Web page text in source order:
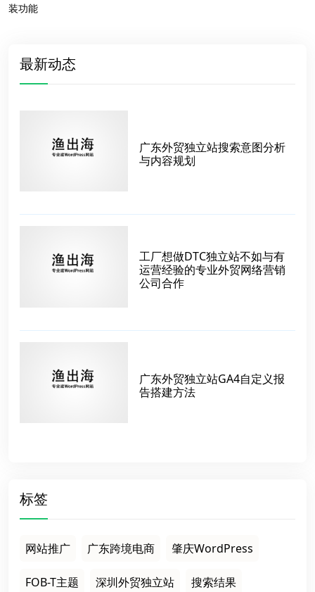
装功能
最新动态
广东外贸独立站搜索意图分析
与内容规划
工厂想做DTC独立站不如与有
运营经验的专业外贸网络营销
公司合作
广东外贸独立站GA4自定义报
告搭建方法
标签
网站推广 广东跨境电商 肇庆WordPress
FOB-T主题 深圳外贸独立站 搜索结果